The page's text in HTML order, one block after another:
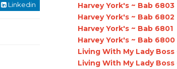
Linkedin
Harvey York's ~ Bab 6803
Harvey York's ~ Bab 6802
Harvey York's ~ Bab 6801
Harvey York's ~ Bab 6800
Living With My Lady Boss
Living With My Lady Boss